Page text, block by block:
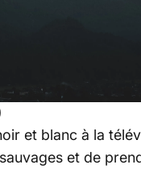
et blanc à la
et de